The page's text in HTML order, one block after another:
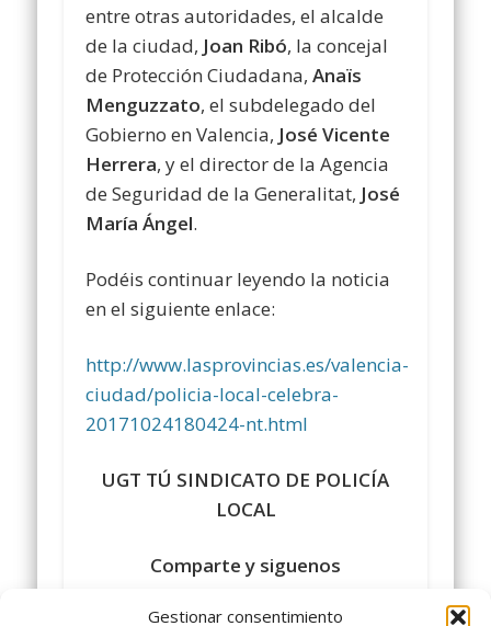
Gestionar consentimiento
entre otras autoridades, el alcalde
de la ciudad, Joan Ribó, la concejal
de Protección Ciudadana,Anaïs
Menguzzato, el subdelegado del
Gobierno en Valencia, José Vicente
Herrera, y el director de la Agencia
de Seguridad de la Generalitat, José
María Ángel.
Podéis continuar leyendo la noticia
en el siguiente enlace:
http://www.lasprovincias.es/valencia-
ciudad/policia-local-celebra-
20171024180424-nt.html
UGT TÚ SINDICATO DE POLICÍA
LOCAL
Comparte y siguenos
https://www.facebook.com/